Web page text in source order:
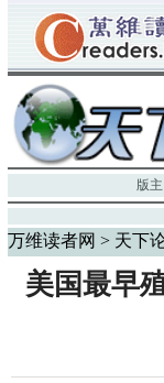
版主
万维读者网 > 天下
美国最早